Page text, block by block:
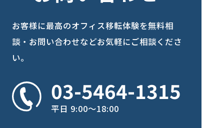
お客様に最高のオフィス移転体験を無料相
談・お問い合わせなどお気軽にご相談くださ
い。
03-5464-1315
平日 9:00〜18:00